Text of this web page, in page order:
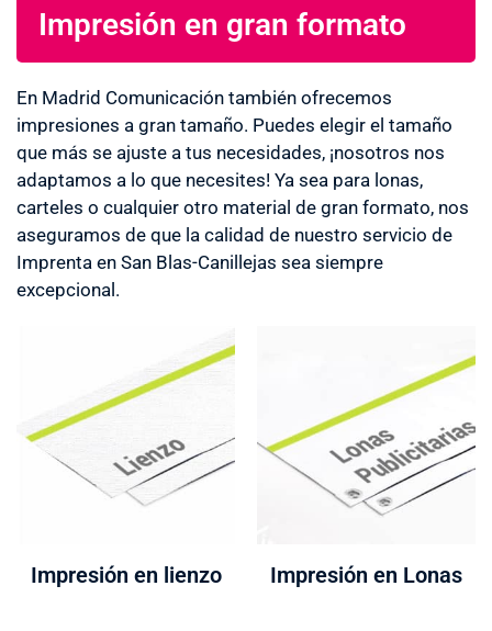
Impresión en gran formato
En Madrid Comunicación también ofrecemos
impresiones a gran tamaño. Puedes elegir el tamaño
que más se ajuste a tus necesidades, ¡nosotros nos
adaptamos a lo que necesites! Ya sea para lonas,
carteles o cualquier otro material de gran formato, nos
aseguramos de que la calidad de nuestro servicio de
Imprenta en San Blas-Canillejas sea siempre
excepcional.
Impresión en lienzo Impresión en Lonas